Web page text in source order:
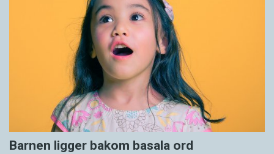
Barnen ligger bakom basala ord